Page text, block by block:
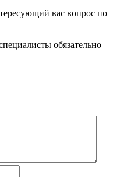
вас вопрос по
обязательно